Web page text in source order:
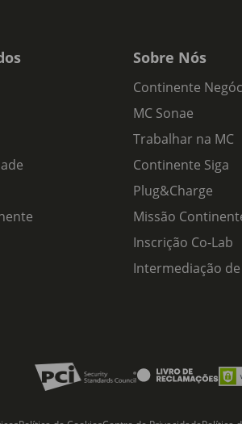
Sobre Nós
Continente
MC Sonae
Trabalhar na MC
Continente Siga
Plug&Charge
Missão
Inscrição Co-Lab
Intermediação